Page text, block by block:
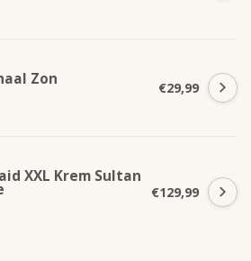
Zon €29,99
XXL Krem Sultan
€129,99